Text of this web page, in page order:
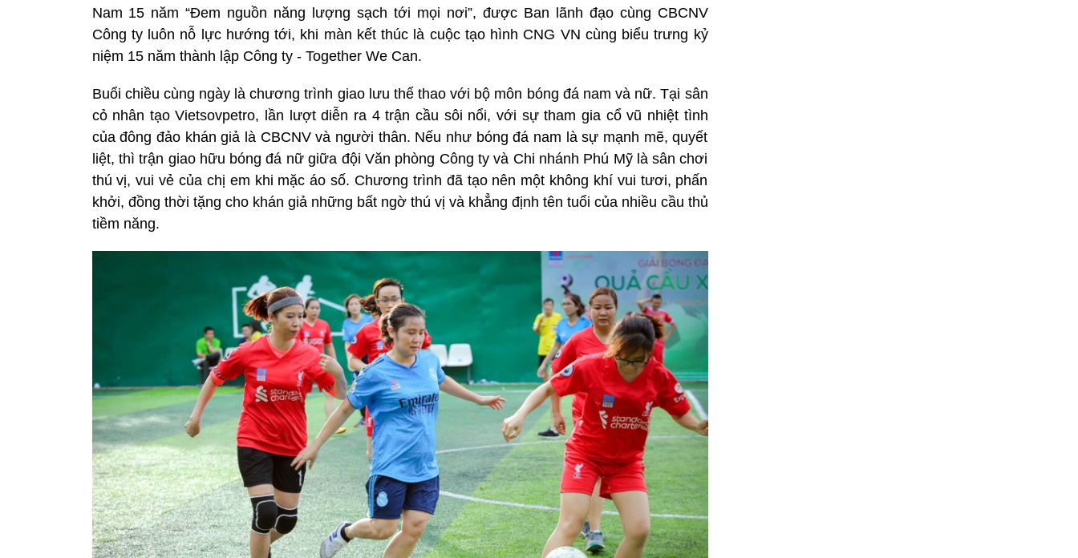
Nam 15 năm “Đem nguồn năng lượng sạch tới mọi nơi”, được Ban lãnh đạo cùng CBCNV
Công ty luôn nỗ lực hướng tới, khi màn kết thúc là cuộc tạo hình CNG VN cùng biểu trưng kỷ
niệm 15 năm thành lập Công ty - Together We Can.
Buổi chiều cùng ngày là chương trình giao lưu thể thao với bộ môn bóng đá nam và nữ. Tại sân
cỏ nhân tạo Vietsovpetro, lần lượt diễn ra 4 trận cầu sôi nổi, với sự tham gia cổ vũ nhiệt tình
của đông đảo khán giả là CBCNV và người thân. Nếu như bóng đá nam là sự mạnh mẽ, quyết
liệt, thì trận giao hữu bóng đá nữ giữa đội Văn phòng Công ty và Chi nhánh Phú Mỹ là sân chơi
thú vị, vui vẻ của chị em khi mặc áo số. Chương trình đã tạo nên một không khí vui tươi, phấn
khởi, đồng thời tặng cho khán giả những bất ngờ thú vị và khẳng định tên tuổi của nhiều cầu thủ
tiềm năng.